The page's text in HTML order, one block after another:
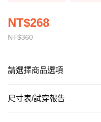
NT$360
NT$268
請選擇商品選項
尺寸表/試穿報告